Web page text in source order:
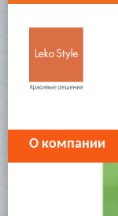
О компании